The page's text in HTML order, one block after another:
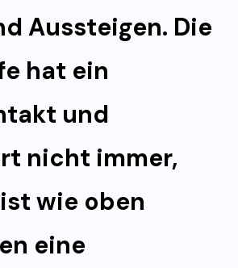
Aussteigen. Die
hat ein
und
nicht immer,
wie oben
eine